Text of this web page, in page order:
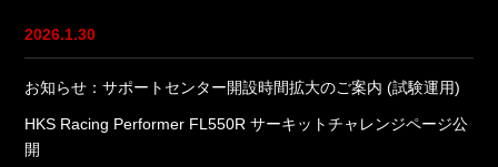
2026.1.30
お知らせ：サポートセンター開設時間拡大のご案内 (試験運用)
HKS Racing Performer FL550R サーキットチャレンジページ公
開